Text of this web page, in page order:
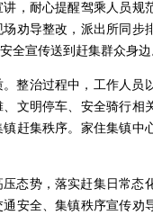
，耐心提醒驾乘人员规
劝导整改，派出所同步
全宣传送到赶集群众身边
整治过程中，工作人员
文明停车、安全骑行相
赶集秩序。家住集镇中
态势，落实赶集日常态
安全、集镇秩序宣传劝